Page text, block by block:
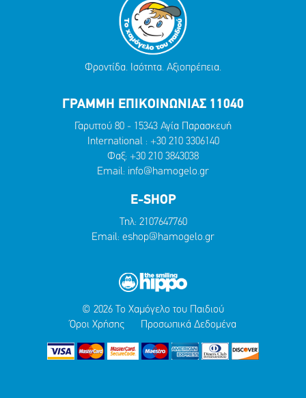
Φροντίδα. Ισότητα. Αξιοπρέπεια.
ΓΡΑΜΜΗ ΕΠΙΚΟΙΝΩΝΙΑΣ 11040
Γαρυττού 80 - 15343 Αγία Παρασκευή
International : +30 210 3306140
Φαξ: +30 210 3843038
Email: info@hamogelo.gr
E-SHOP
Τηλ: 2107647760
Email: eshop@hamogelo.gr
© 2026 Το Χαμόγελο του Παιδιού
Όροι Χρήσης
Προσωπικά Δεδομένα